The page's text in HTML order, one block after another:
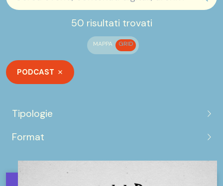
50 risultati trovati
MAPPA GRID
PODCAST
Tipologie
Format